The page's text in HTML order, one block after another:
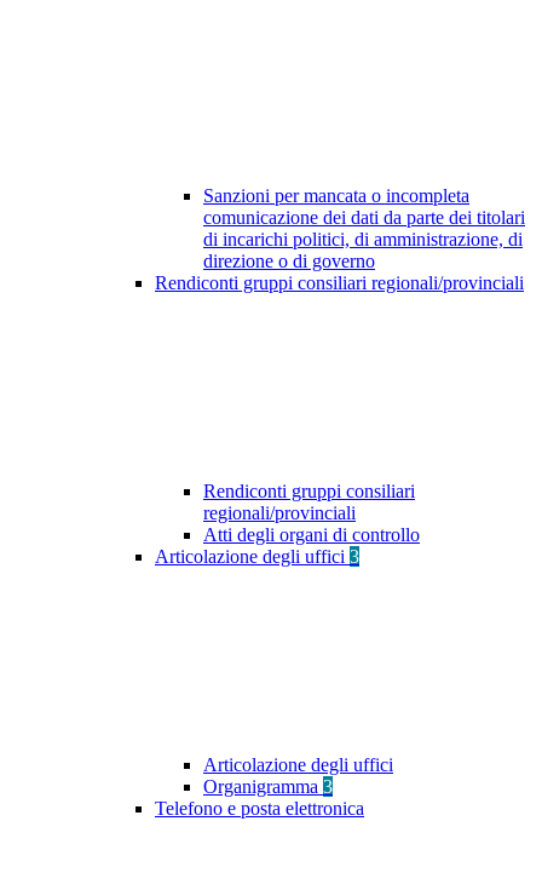
Sanzioni per mancata o incompleta
comunicazione dei dati da parte dei titolari
di incarichi politici, di amministrazione, di
direzione o di governo
Rendiconti gruppi consiliari regionali/provinciali
Rendiconti gruppi consiliari
regionali/provinciali
Atti degli organi di controllo
Articolazione degli uffici 3
Articolazione degli uffici
Organigramma 3
Telefono e posta elettronica